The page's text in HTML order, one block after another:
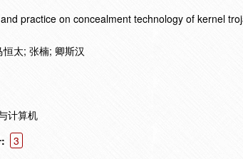
practice on concealment technology of kernel
太; 张楠; 卿斯汉
计算机
3